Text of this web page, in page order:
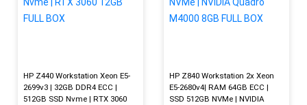
HP Z440 Workstation Xeon E5-
2699v3 | 32GB DDR4 ECC |
512GB SSD Nvme | RTX 3060
HP Z840 Workstation 2x Xeon
E5-2680v4| RAM 64GB ECC |
SSD 512GB NVMe | NVIDIA